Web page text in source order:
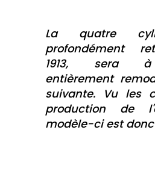
La quatre
profondément
1913, sera à
entièrement
suivante. Vu les
production de
modèle-ci est